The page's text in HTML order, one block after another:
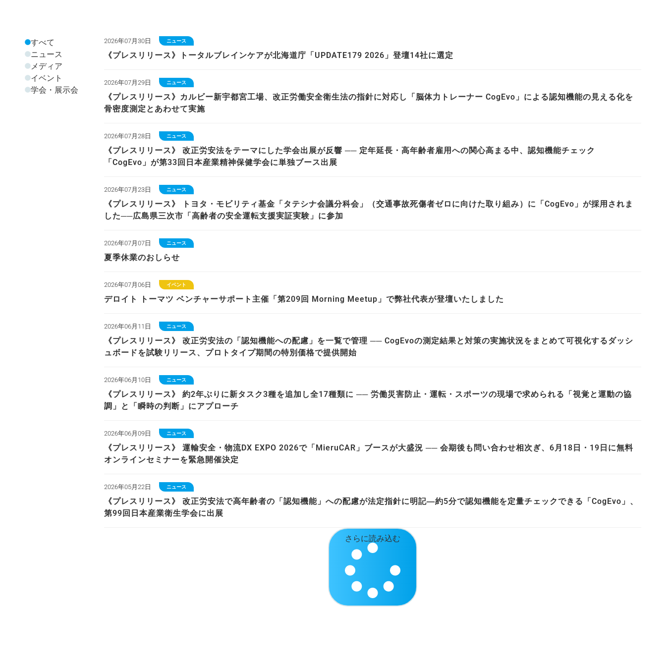
すべて
ニュース
メディア
イベント
学会・展示会
2026年07月30日 ニュース
《プレスリリース》トータルブレインケアが北海道庁「UPDATE179 2026」登壇14社に選定
2026年07月29日 ニュース
《プレスリリース》カルビー新宇都宮工場、改正労働安全衛生法の指針に対応し「脳体力トレーナー CogEvo」による認知機能の見える化を
骨密度測定とあわせて実施
2026年07月28日 ニュース
《プレスリリース》 改正労安法をテーマにした学会出展が反響 ── 定年延長・高年齢者雇用への関心高まる中、認知機能チェック
「CogEvo」が第33回日本産業精神保健学会に単独ブース出展
2026年07月23日 ニュース
《プレスリリース》 トヨタ・モビリティ基金「タテシナ会議分科会」（交通事故死傷者ゼロに向けた取り組み）に「CogEvo」が採用されま
した──広島県三次市「高齢者の安全運転支援実証実験」に参加
2026年07月07日 ニュース
夏季休業のおしらせ
2026年07月06日 イベント
デロイト トーマツ ベンチャーサポート主催「第209回 Morning Meetup」で弊社代表が登壇いたしました
2026年06月11日 ニュース
《プレスリリース》 改正労安法の「認知機能への配慮」を一覧で管理 ── CogEvoの測定結果と対策の実施状況をまとめて可視化するダッシ
ュボードを試験リリース、プロトタイプ期間の特別価格で提供開始
2026年06月10日 ニュース
《プレスリリース》 約2年ぶりに新タスク3種を追加し全17種類に ── 労働災害防止・運転・スポーツの現場で求められる「視覚と運動の協
調」と「瞬時の判断」にアプローチ
2026年06月09日 ニュース
《プレスリリース》 運輸安全・物流DX EXPO 2026で「MieruCAR」ブースが大盛況 ── 会期後も問い合わせ相次ぎ、6月18日・19日に無料
オンラインセミナーを緊急開催決定
2026年05月22日 ニュース
《プレスリリース》 改正労安法で高年齢者の「認知機能」への配慮が法定指針に明記―約5分で認知機能を定量チェックできる「CogEvo」、
第99回日本産業衛生学会に出展
さらに読み込む